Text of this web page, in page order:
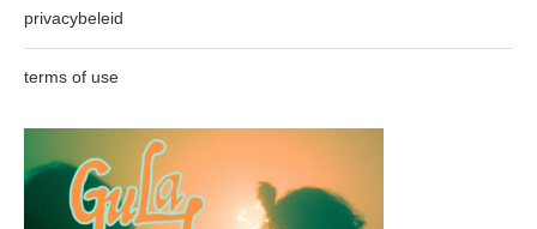
privacybeleid
terms of use